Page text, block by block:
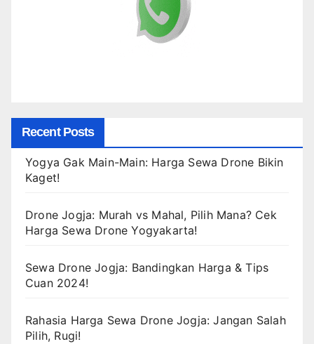
Recent Posts
Yogya Gak Main-Main: Harga Sewa Drone Bikin
Kaget!
Drone Jogja: Murah vs Mahal, Pilih Mana? Cek
Harga Sewa Drone Yogyakarta!
Sewa Drone Jogja: Bandingkan Harga & Tips
Cuan 2024!
Rahasia Harga Sewa Drone Jogja: Jangan Salah
Pilih, Rugi!